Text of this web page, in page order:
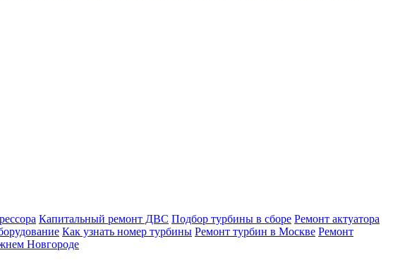
Капитальный ремонт ДВС Подбор турбины в сборе Ремонт актуатора
Как узнать номер турбины Ремонт турбин в Москве Ремонт
Новгороде